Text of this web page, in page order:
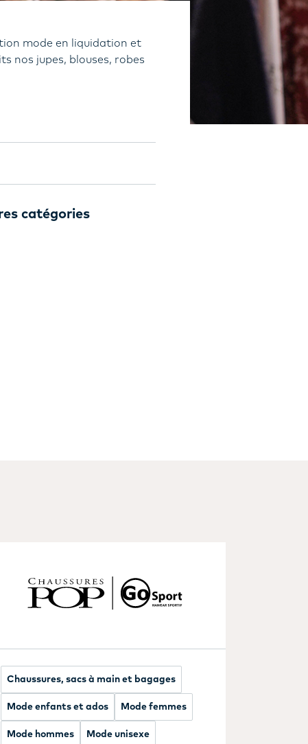
mode en liquidation et
nos jupes, blouses, robes
catégories
Chaussures, sacs à main et bagages
Mode enfants et ados Mode femmes
Mode hommes Mode unisexe